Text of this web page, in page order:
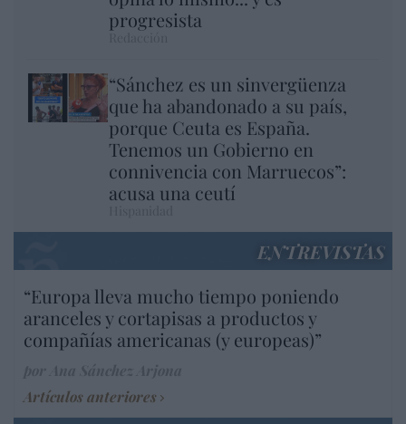
progresista
“Sánchez es un sinvergüenza
que ha abandonado a su país,
porque Ceuta es España.
Tenemos un Gobierno en
connivencia con Marruecos”:
acusa una ceutí
ENTREVISTAS
“Europa lleva mucho tiempo poniendo
aranceles y cortapisas a productos y
compañías americanas (y europeas)”
Artículos anteriores